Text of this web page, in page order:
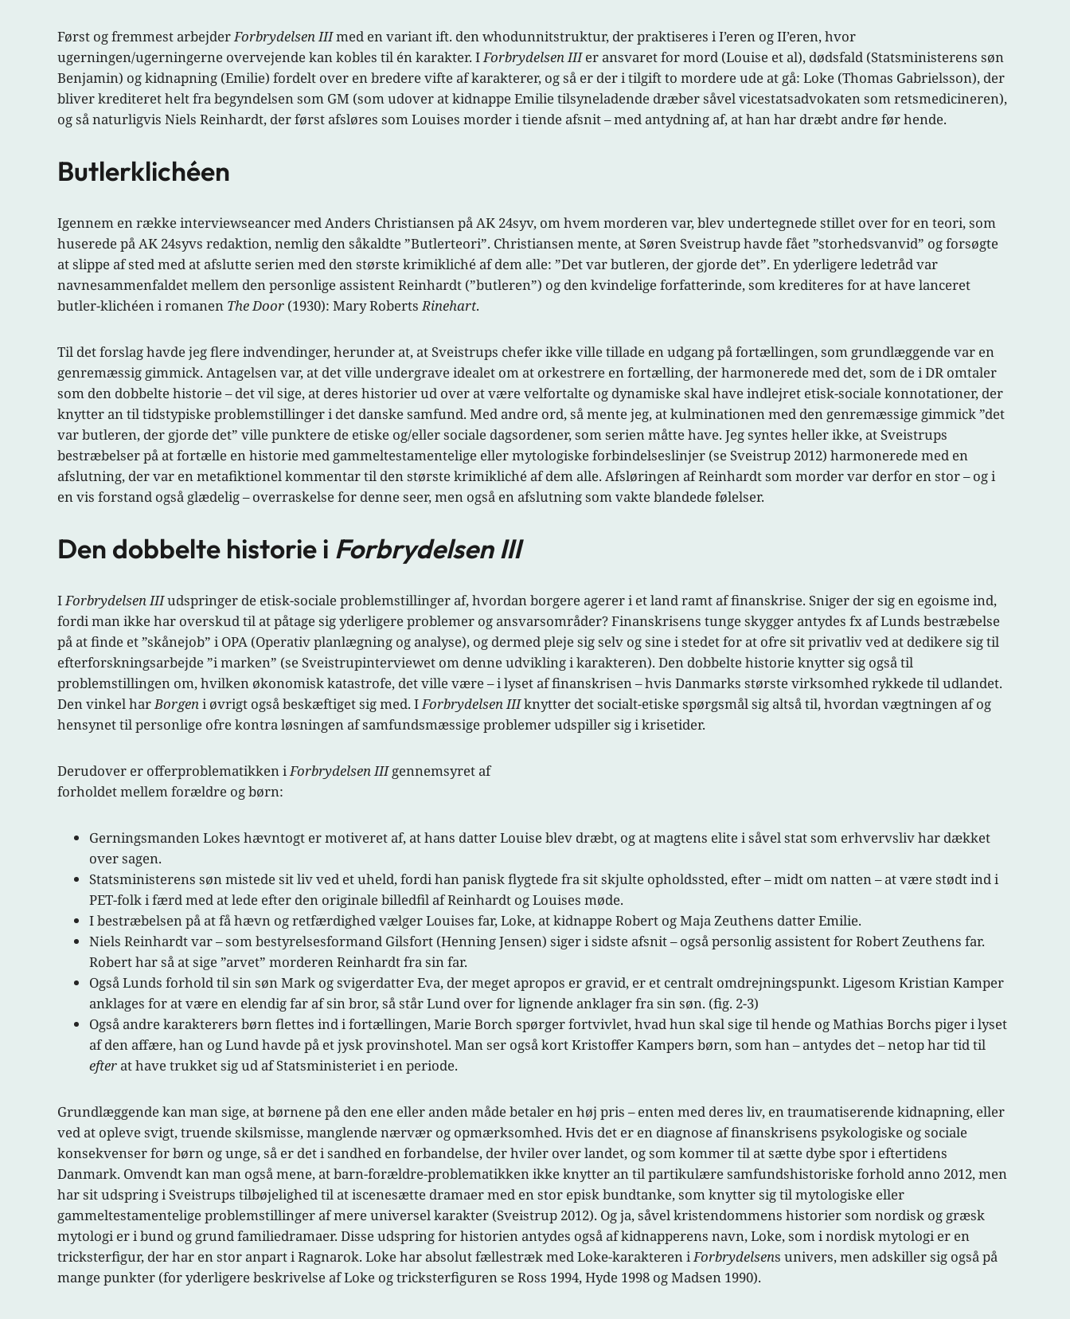
Først og fremmest arbejder Forbrydelsen IIImed en variant ift. den whodunnitstruktur, der praktiseres i I’eren og II’eren, hvor
ugerningen/ugerningerne overvejende kan kobles til én karakter. I Forbrydelsen IIIer ansvaret for mord (Louise et al), dødsfald (Statsministerens søn
Benjamin) og kidnapning (Emilie) fordelt over en bredere vifte af karakterer, og så er der i tilgift to mordere ude at gå: Loke (Thomas Gabrielsson), der
bliver krediteret helt fra begyndelsen som GM (som udover at kidnappe Emilie tilsyneladende dræber såvel vicestatsadvokaten som retsmedicineren),
og så naturligvis Niels Reinhardt, der først afsløres som Louises morder i tiende afsnit – med antydning af, at han har dræbt andre før hende.
Butlerklichéen
Igennem en række interviewseancer med Anders Christiansen på AK 24syv, om hvem morderen var, blev undertegnede stillet over for en teori, som
huserede på AK 24syvs redaktion, nemlig den såkaldte ”Butlerteori”. Christiansen mente, at Søren Sveistrup havde fået ”storhedsvanvid” og forsøgte
at slippe af sted med at afslutte serien med den største krimikliché af dem alle: ”Det var butleren, der gjorde det”. En yderligere ledetråd var
navnesammenfaldet mellem den personlige assistent Reinhardt (”butleren”) og den kvindelige forfatterinde, som krediteres for at have lanceret
butler-klichéen i romanen The Door (1930): Mary Roberts Rinehart.
Til det forslag havde jeg flere indvendinger, herunder at, at Sveistrups chefer ikke ville tillade en udgang på fortællingen, som grundlæggende var en
genremæssig gimmick. Antagelsen var, at det ville undergrave idealet om at orkestrere en fortælling, der harmonerede med det, som de i DR omtaler
som den dobbelte historie – det vil sige, at deres historier ud over at være velfortalte og dynamiske skal have indlejret etisk-sociale konnotationer, der
knytter an til tidstypiske problemstillinger i det danske samfund. Med andre ord, så mente jeg, at kulminationen med den genremæssige gimmick ”det
var butleren, der gjorde det” ville punktere de etiske og/eller sociale dagsordener, som serien måtte have. Jeg syntes heller ikke, at Sveistrups
bestræbelser på at fortælle en historie med gammeltestamentelige eller mytologiske forbindelseslinjer (se Sveistrup 2012) harmonerede med en
afslutning, der var en metafiktionel kommentar til den største krimikliché af dem alle. Afsløringen af Reinhardt som morder var derfor en stor – og i
en vis forstand også glædelig – overraskelse for denne seer, men også en afslutning som vakte blandede følelser.
Den dobbelte historie i Forbrydelsen III
I Forbrydelsen IIIudspringer de etisk-sociale problemstillinger af, hvordan borgere agerer i et land ramt af finanskrise. Sniger der sig en egoisme ind,
fordi man ikke har overskud til at påtage sig yderligere problemer og ansvarsområder? Finanskrisens tunge skygger antydes fx af Lunds bestræbelse
på at finde et ”skånejob” i OPA (Operativ planlægning og analyse), og dermed pleje sig selv og sine i stedet for at ofre sit privatliv ved at dedikere sig til
efterforskningsarbejde ”i marken” (se Sveistrupinterviewet om denne udvikling i karakteren). Den dobbelte historie knytter sig også til
problemstillingen om, hvilken økonomisk katastrofe, det ville være – i lyset af finanskrisen – hvis Danmarks største virksomhed rykkede til udlandet.
Den vinkel har Borgen i øvrigt også beskæftiget sig med. I Forbrydelsen IIIknytter det socialt-etiske spørgsmål sig altså til, hvordan vægtningen af og
hensynet til personlige ofre kontra løsningen af samfundsmæssige problemer udspiller sig i krisetider.
Derudover er offerproblematikken i Forbrydelsen IIIgennemsyret af
forholdet mellem forældre og børn:
Gerningsmanden Lokes hævntogt er motiveret af, at hans datter Louise blev dræbt, og at magtens elite i såvel stat som erhvervsliv har dækket
over sagen.
Statsministerens søn mistede sit liv ved et uheld, fordi han panisk flygtede fra sit skjulte opholdssted, efter – midt om natten – at være stødt ind i
PET-folk i færd med at lede efter den originale billedfil af Reinhardt og Louises møde.
I bestræbelsen på at få hævn og retfærdighed vælger Louises far, Loke, at kidnappe Robert og Maja Zeuthens datter Emilie.
Niels Reinhardt var – som bestyrelsesformand Gilsfort (Henning Jensen) siger i sidste afsnit – også personlig assistent for Robert Zeuthens far.
Robert har så at sige ”arvet” morderen Reinhardt fra sin far.
Også Lunds forhold til sin søn Mark og svigerdatter Eva, der meget apropos er gravid, er et centralt omdrejningspunkt. Ligesom Kristian Kamper
anklages for at være en elendig far af sin bror, så står Lund over for lignende anklager fra sin søn. (fig. 2-3)
Også andre karakterers børn flettes ind i fortællingen, Marie Borch spørger fortvivlet, hvad hun skal sige til hende og Mathias Borchs piger i lyset
af den affære, han og Lund havde på et jysk provinshotel. Man ser også kort Kristoffer Kampers børn, som han – antydes det – netop har tid til
efterat have trukket sig ud af Statsministeriet i en periode.
Grundlæggende kan man sige, at børnene på den ene eller anden måde betaler en høj pris – enten med deres liv, en traumatiserende kidnapning, eller
ved at opleve svigt, truende skilsmisse, manglende nærvær og opmærksomhed. Hvis det er en diagnose af finanskrisens psykologiske og sociale
konsekvenser for børn og unge, så er det i sandhed en forbandelse, der hviler over landet, og som kommer til at sætte dybe spor i eftertidens
Danmark. Omvendt kan man også mene, at barn-forældre-problematikken ikke knytter an til partikulære samfundshistoriske forhold anno 2012, men
har sit udspring i Sveistrups tilbøjelighed til at iscenesætte dramaer med en stor episk bundtanke, som knytter sig til mytologiske eller
gammeltestamentelige problemstillinger af mere universel karakter (Sveistrup 2012). Og ja, såvel kristendommens historier som nordisk og græsk
mytologi er i bund og grund familiedramaer. Disse udspring for historien antydes også af kidnapperens navn, Loke, som i nordisk mytologi er en
tricksterfigur, der har en stor anpart i Ragnarok. Loke har absolut fællestræk med Loke-karakteren i Forbrydelsens univers, men adskiller sig også på
mange punkter (for yderligere beskrivelse af Loke og tricksterfiguren se Ross 1994, Hyde 1998 og Madsen 1990).